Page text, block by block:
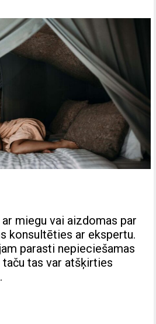
miegu vai aizdomas par
konsultēties ar ekspertu.
parasti nepieciešamas
tas var atšķirties